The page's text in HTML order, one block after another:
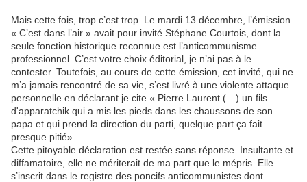
Mais cette fois, trop c’est trop. Le mardi 13 décembre, l’émission
« C’est dans l’air » avait pour invité Stéphane Courtois, dont la
seule fonction historique reconnue est l’anticommunisme
professionnel. C’est votre choix éditorial, je n’ai pas à le
contester. Toutefois, au cours de cette émission, cet invité, qui ne
m’a jamais rencontré de sa vie, s’est livré à une violente attaque
personnelle en déclarant je cite « Pierre Laurent (…) un fils
d'apparatchik qui a mis les pieds dans les chaussons de son
papa et qui prend la direction du parti, quelque part ça fait
presque pitié».
Cette pitoyable déclaration est restée sans réponse. Insultante et
diffamatoire, elle ne mériterait de ma part que le mépris. Elle
s’inscrit dans le registre des poncifs anticommunistes dont